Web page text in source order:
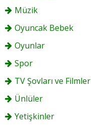
Müzik
Oyuncak Bebek
Oyunlar
Spor
TV Şovları ve Filmler
Ünlüler
Yetişkinler